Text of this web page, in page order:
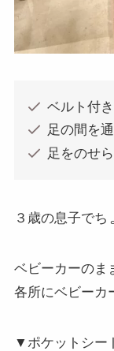
ベルト付き
足の間を
足をのせ
３歳の息子でち
ベビーカーのま
各所にベビーカ
▼ポケットシー